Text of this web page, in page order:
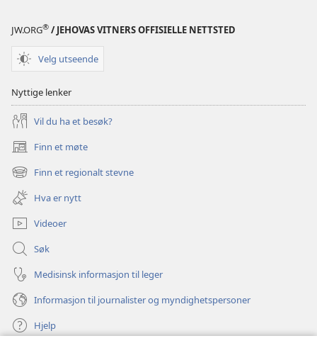
JW.ORG® / JEHOVAS VITNERS OFFISIELLE NETTSTED
Velg utseende
Nyttige lenker
Vil du ha et besøk?
Finn et møte
(åpner
nytt
vindu)
Finn et regionalt stevne
(åpner
nytt
vindu)
Hva er nytt
Videoer
Søk
Medisinsk informasjon til leger
Informasjon til journalister og myndighetspersoner
Hjelp